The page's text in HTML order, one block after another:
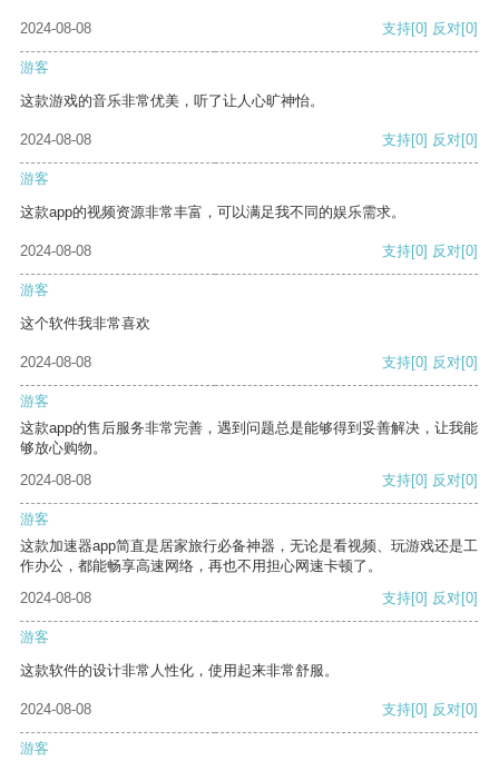
2024-08-08 支持[0] 反对[0]
游客
这款游戏的音乐非常优美，听了让人心旷神怡。
2024-08-08 支持[0] 反对[0]
游客
这款app的视频资源非常丰富，可以满足我不同的娱乐需求。
2024-08-08 支持[0] 反对[0]
游客
这个软件我非常喜欢
2024-08-08 支持[0] 反对[0]
游客
这款app的售后服务非常完善，遇到问题总是能够得到妥善解决，让我能
够放心购物。
2024-08-08
支持[0] 反对[0]
游客
这款加速器app简直是居家旅行必备神器，无论是看视频、玩游戏还是工
作办公，都能畅享高速网络，再也不用担心网速卡顿了。
2024-08-08
支持[0] 反对[0]
游客
这款软件的设计非常人性化，使用起来非常舒服。
2024-08-08 支持[0] 反对[0]
游客